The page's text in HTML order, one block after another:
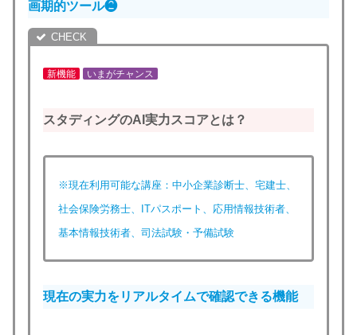
画期的ツール❷
新機能 いまがチャンス
スタディングのAI実力スコアとは？
※現在利用可能な講座：中小企業診断士、宅建士、
社会保険労務士、ITパスポート、応用情報技術者、
基本情報技術者、司法試験・予備試験
現在の実力をリアルタイムで確認できる機能